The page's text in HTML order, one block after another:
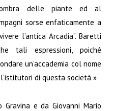
delle piante ed al
sorse enfaticamente a
l’antica Arcadia”. Baretti
tali espressioni, poiché
un’accademia col nome
di questa società »
e da Giovanni Mario